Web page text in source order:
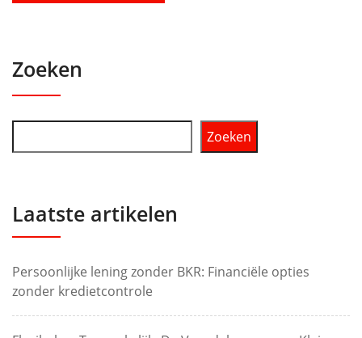
Zoeken
Zoeken
Laatste artikelen
Persoonlijke lening zonder BKR: Financiële opties
zonder kredietcontrole